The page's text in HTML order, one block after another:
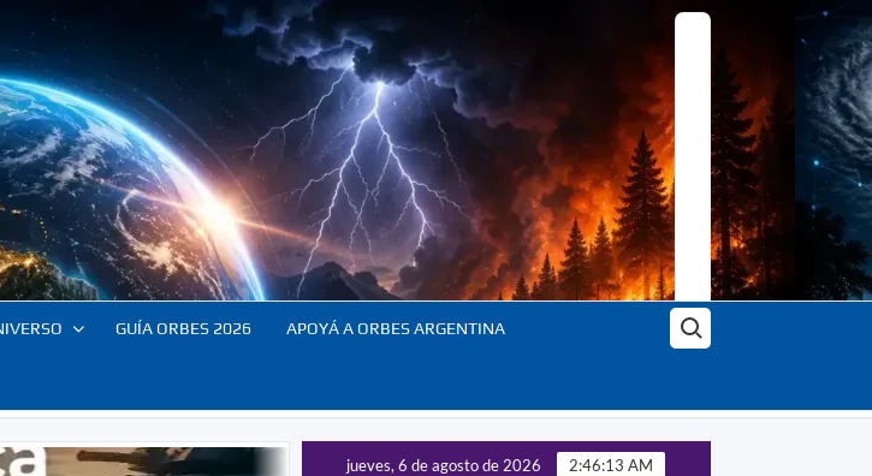
GUÍA ORBES 2026 APOYÁ A ORBES ARGENTINA
Buscar:
jueves, 6 de agosto de 2026 2:46:15 AM